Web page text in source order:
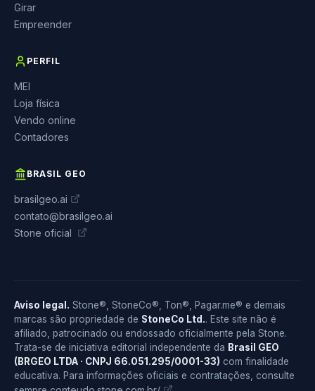
Girar
Empreender
PERFIL
MEI
Loja física
Vendo online
Contadores
BRASIL GEO
brasilgeo.ai
contato@brasilgeo.ai
Stone oficial
Aviso legal. Stone®, StoneCo®, Ton®, Pagar.me® e demais
marcas são propriedade de StoneCo Ltd.. Este site não é
afiliado, patrocinado ou endossado oficialmente pela Stone.
Trata-se de iniciativa editorial independente da Brasil GEO
(BRGEO LTDA · CNPJ 66.051.295/0001-33) com finalidade
educativa. Para informações oficiais e contratações, consulte